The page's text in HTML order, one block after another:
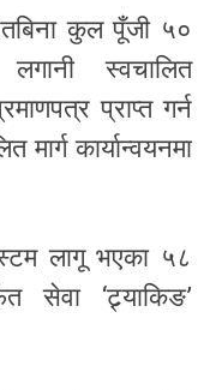
कुल पूँजी ५०
स्वचालित
प्राप्त गर्न
मार्ग कार्यान्वयनमा
लागू भएका ५८
सेवा ‘ट्र्याकिङ’